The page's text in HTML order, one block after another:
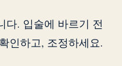
다. 입술에 바르기 전
인하고, 조정하세요.